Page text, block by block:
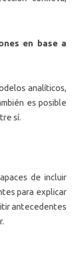
en base a
analíticos,
es posible
sí.
de incluir
para explicar
antecedentes